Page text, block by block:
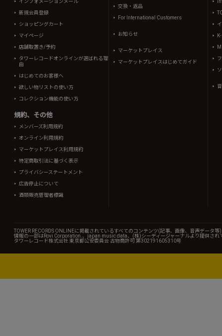
インフォメーションメール
新規会員登録
ショッピングカート
マイページ
店舗取置き/予約
タワーレコードオンラインが選ばれる理
由
はじめてのお客様へ
欲しい物リストの使い方
コレクション機能の使い方
規約、その他
メンバーズ利用規約
オンライン利用規約
マーケットプレイス利用規約
特定商取引法に基づく表示
プライバシーステートメント
広告停止について
酒類販売管理者標識
交換・返品
For International Customers
お知らせ
マーケットプレイス
マーケットプレイスはじめてガイド
TOWER RECORDS ONLINEに掲載されているすべてのコンテンツ(記事、画像、音声データ
情報の一部はRovi Corporation.、japan music data、(株)シーディージャーナルより提供され
タワーレコード株式会社 東京都公安委員会 古物商許可 第302191605310号